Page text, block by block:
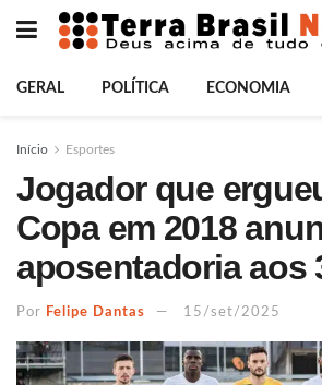
GERAL POLÍTICA ECONOMIA
Início Esportes
Jogador que
Copa em 2018
aposentadoria aos
Por Felipe Dantas 15/set/2025